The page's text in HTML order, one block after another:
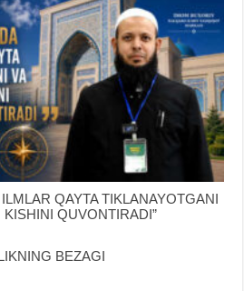
ILMLAR QAYTA TIKLANAYOTGANI
QUVONTIRADI”
BEZAGI